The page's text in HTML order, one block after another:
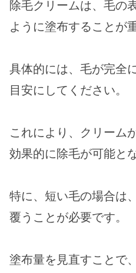
除毛クリームは、毛の
ように塗布することが
具体的には、毛が完全
目安にしてください。
これにより、クリーム
効果的に除毛が可能と
特に、短い毛の場合は
覆うことが必要です。
塗布量を見直すことで